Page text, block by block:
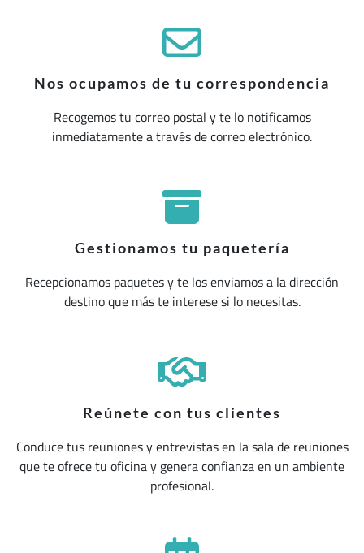
Nos ocupamos de tu correspondencia
Recogemos tu correo postal y te lo notificamos
inmediatamente a través de correo electrónico.
Gestionamos tu paquetería
Recepcionamos paquetes y te los enviamos a la dirección
destino que más te interese si lo necesitas.
Reúnete con tus clientes
Conduce tus reuniones y entrevistas en la sala de reuniones
que te ofrece tu oficina y genera confianza en un ambiente
profesional.